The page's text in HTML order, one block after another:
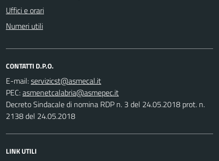
Uffici e orari
Numeri utili
CONTATTI D.P.O.
E-mail:
PEC:
Decreto Sindacale di nomina RDP n. 3 del 24.05.2018 prot. n.
2138 del 24.05.2018
LINK UTILI